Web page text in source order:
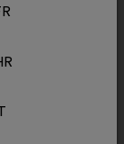
a sérios